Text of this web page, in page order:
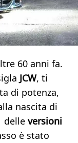
60 anni fa.
JCW, ti
di potenza,
nascita di
delle versioni
è stato